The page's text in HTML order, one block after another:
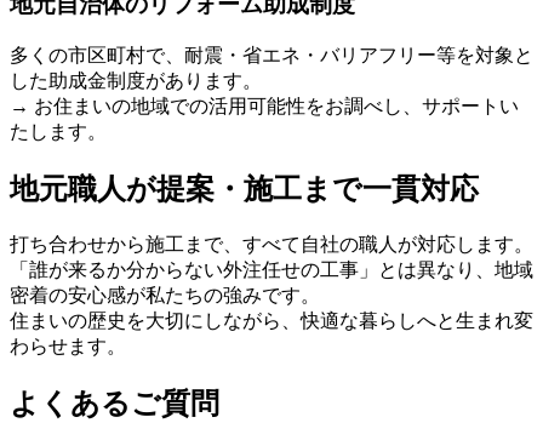
多くの市区町村で、耐震・省エネ・バリアフリー等を対象と
した助成金制度があります。
→ お住まいの地域での活用可能性をお調べし、サポートい
たします。
地元職人が提案・施工まで一貫対応
打ち合わせから施工まで、すべて自社の職人が対応します。
「誰が来るか分からない外注任せの工事」とは異なり、地域
密着の安心感が私たちの強みです。
住まいの歴史を大切にしながら、快適な暮らしへと生まれ変
わらせます。
よくあるご質問